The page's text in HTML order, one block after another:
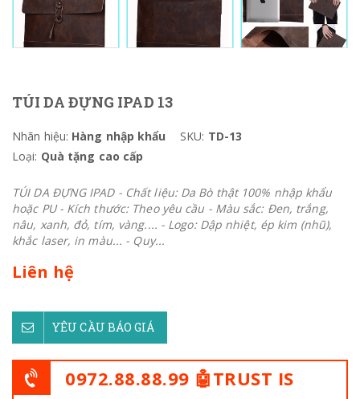
TÚI DA ĐỰNG IPAD 13
Nhãn hiệu: Hàng nhập khẩu SKU: TD-13
Loại: Quà tặng cao cấp
TÚI DA ĐỰNG IPAD - Chất liệu: Da Bò thật 100% nhập khẩu
hoặc PU - Kích thước: Theo yêu cầu - Màu sắc: Đen, trắng,
nâu, xanh, đỏ, tím, vàng.... - Logo: Dập nhiệt, ép kim (nhũ),
khắc laser, in màu... - Quy...
Liên hệ
YÊU CẦU BÁO GIÁ
0972.88.88.99 🤖TRUST IS